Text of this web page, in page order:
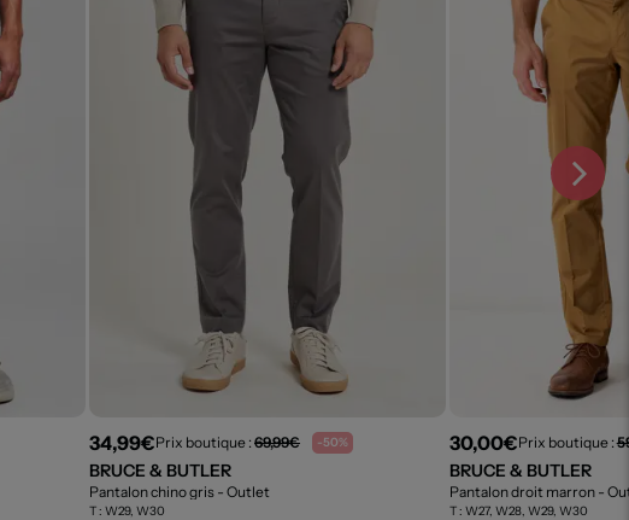
34,99€Prix boutique :69,99€ -50%
BRUCE & BUTLER
Pantalon chino gris - Outlet
T :W29, W30
30,00€Prix boutique :
BRUCE & BUTLER
Pantalon droit marron -
T : W27, W28, W29, W30